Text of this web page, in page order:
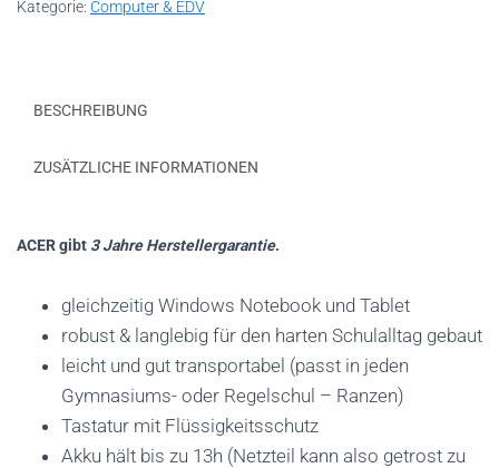
Kategorie: Computer & EDV
BESCHREIBUNG
ZUSÄTZLICHE INFORMATIONEN
ACER gibt 3 Jahre Herstellergarantie.
gleichzeitig Windows Notebook und Tablet
robust & langlebig für den harten Schulalltag gebaut
leicht und gut transportabel (passt in jeden
Gymnasiums- oder Regelschul – Ranzen)
Tastatur mit Flüssigkeitsschutz
Akku hält bis zu 13h (Netzteil kann also getrost zu